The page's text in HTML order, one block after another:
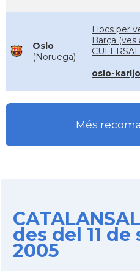
Oslo
(Noruega)
Llocs per
Barça (ves
oslo-
Més
des del 11
2005